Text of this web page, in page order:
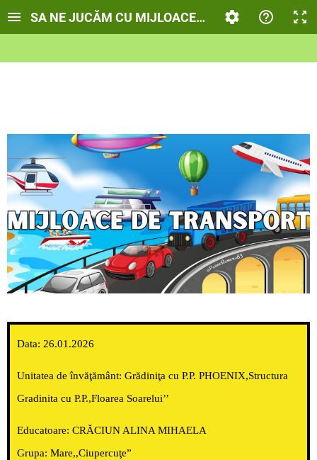
SA NE JUCĂM CU MIJLOACELE DE TRANSPORT!
Data: 26.01.2026
Unitatea de învăţământ: Grădiniţa cu P.P. PHOENIX,Structura
Gradinita cu P.P.,Floarea Soarelui’’
Educatoare: CRĂCIUN ALINA MIHAELA
Grupa: Mare,,Ciupercuţe”